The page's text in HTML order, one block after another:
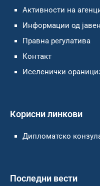
Активности на
Информации од
Правна регулатива
Контакт
Иселенички
Корисни линкови
Дипломатско
Последни вести